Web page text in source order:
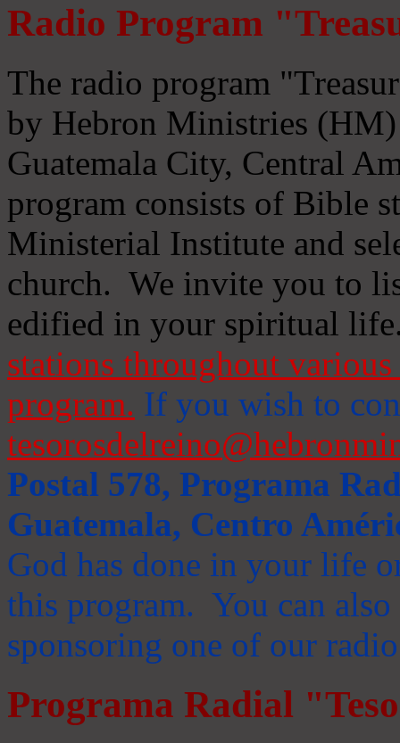
Radio Program
The radio program
by Hebron Ministries
Guatemala City, Central
program consists of Bible
Ministerial Institute and
church. We invite you to
edified in your spiritual
stations throughout
program. If you wish to
Postal 578, Programa
Guatemala, Centro
God has done in your life
this program. You can
sponsoring one of our
Programa Radial